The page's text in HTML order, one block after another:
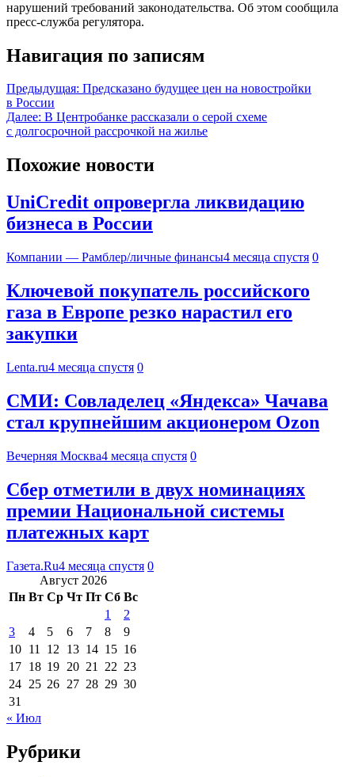
нарушений требований законодательства. Об этом сообщила
пресс-служба регулятора.
Навигация по записям
Предыдущая: Предсказано будущее цен на новостройки
в России
Далее: В Центробанке рассказали о серой схеме
с долгосрочной рассрочкой на жилье
Похожие новости
UniCredit опровергла ликвидацию
бизнеса в России
Компании — Рамблер/личные финансы4 месяца спустя 0
Ключевой покупатель российского
газа в Европе резко нарастил его
закупки
Lenta.ru4 месяца спустя 0
СМИ: Совладелец «Яндекса» Чачава
стал крупнейшим акционером Ozon
Вечерняя Москва4 месяца спустя 0
Сбер отметили в двух номинациях
премии Национальной системы
платежных карт
Газета.Ru4 месяца спустя 0
Август 2026
Пн Вт Ср Чт Пт Сб Вс
1
2
3
4 5 6 7 8
9
10 11 12 13 14 15 16
17 18 19 20 21 22 23
24 25 26 27 28 29 30
31
« Июл
Рубрики